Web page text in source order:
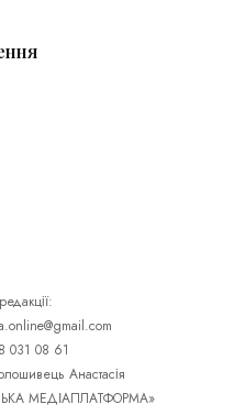
031 08 61
Анастасія
МЕДІАПЛАТФОРМА»